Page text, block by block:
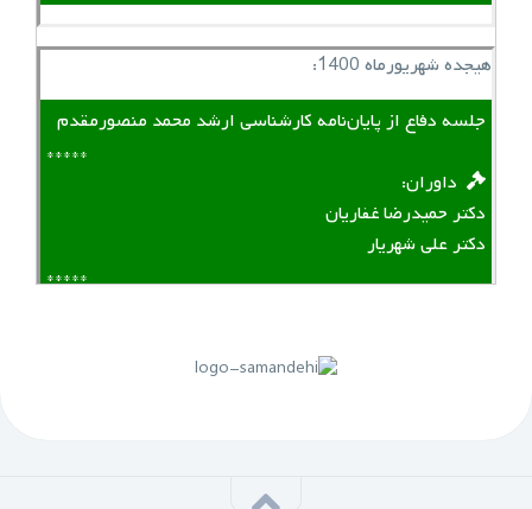
هیجده شهریورماه 1400:
جلسه دفاع از پایان‌نامه کارشناسی ارشد محمد منصورمقدم
*****
‌ ‌ داوران:
دکتر حمیدرضا غفاریان
دکتر علی شهریار
*****